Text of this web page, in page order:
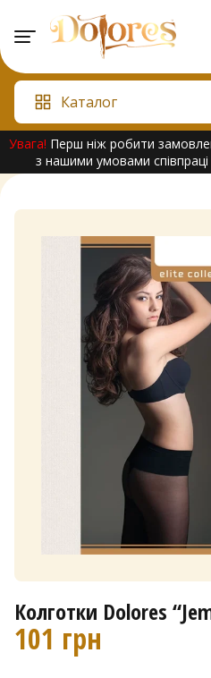
content
Каталог
Увага! Перш ніж робити
з нашими умовами співпраці
Колготки Dolores
101 грн